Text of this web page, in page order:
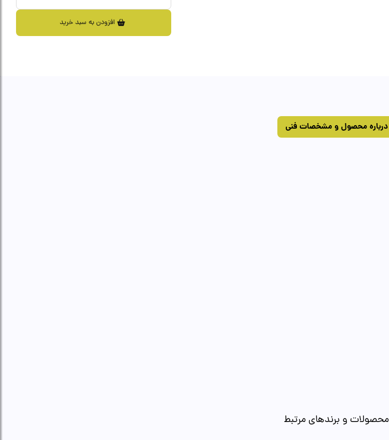
افزودن به سبد خرید
درباره محصول و مشخصات فنی
محصولات و برندهای مرتبط